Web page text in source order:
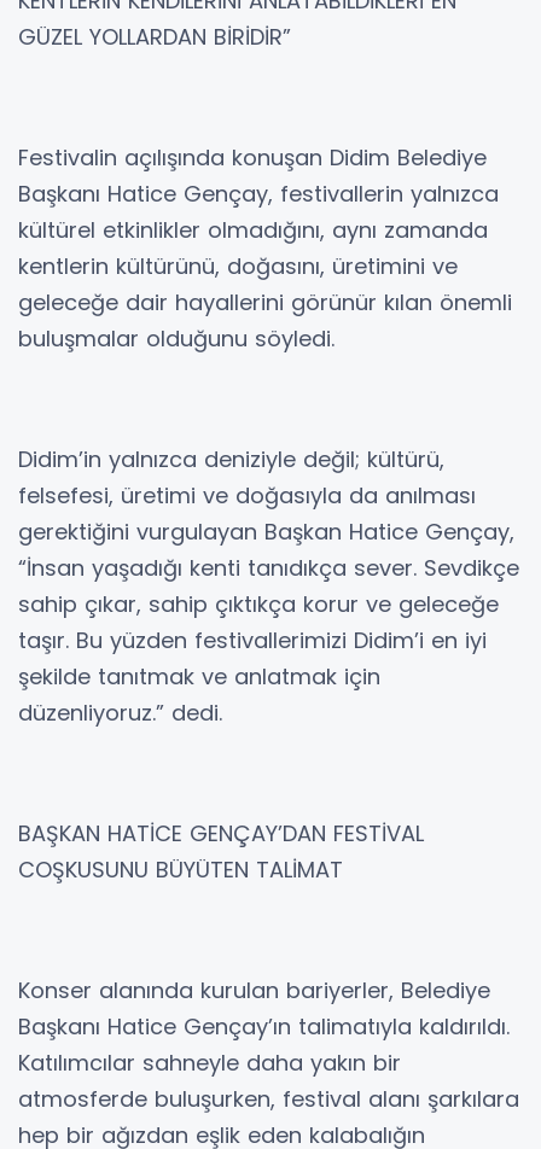
GÜZEL YOLLARDAN BİRİDİR”
Festivalin açılışında konuşan Didim Belediye
Başkanı Hatice Gençay, festivallerin yalnızca
kültürel etkinlikler olmadığını, aynı zamanda
kentlerin kültürünü, doğasını, üretimini ve
geleceğe dair hayallerini görünür kılan önemli
buluşmalar olduğunu söyledi.
Didim’in yalnızca deniziyle değil; kültürü,
felsefesi, üretimi ve doğasıyla da anılması
gerektiğini vurgulayan Başkan Hatice Gençay,
“İnsan yaşadığı kenti tanıdıkça sever. Sevdikçe
sahip çıkar, sahip çıktıkça korur ve geleceğe
taşır. Bu yüzden festivallerimizi Didim’i en iyi
şekilde tanıtmak ve anlatmak için
düzenliyoruz.” dedi.
BAŞKAN HATİCE GENÇAY’DAN FESTİVAL
COŞKUSUNU BÜYÜTEN TALİMAT
Konser alanında kurulan bariyerler, Belediye
Başkanı Hatice Gençay’ın talimatıyla kaldırıldı.
Katılımcılar sahneyle daha yakın bir
atmosferde buluşurken, festival alanı şarkılara
hep bir ağızdan eşlik eden kalabalığın